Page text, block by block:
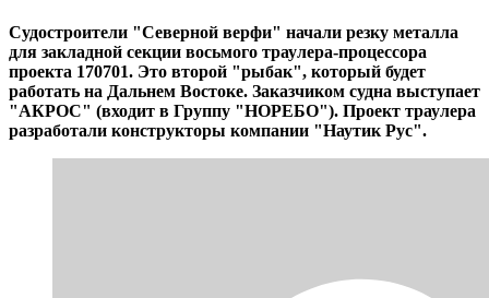
Судостроители "Северной верфи" начали резку металла
для закладной секции восьмого траулера-процессора
проекта 170701. Это второй "рыбак", который будет
работать на Дальнем Востоке. Заказчиком судна выступает
"АКРОС" (входит в Группу "НОРЕБО"). Проект траулера
разработали конструкторы компании "Наутик Рус".